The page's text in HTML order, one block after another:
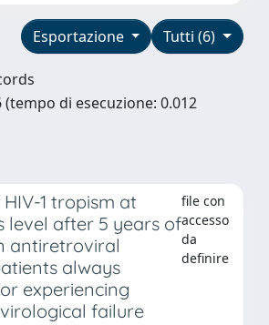
Tutti (6)
Esportazione
(tempo di esecuzione: 0.012
1 tropism at
level after 5 years of
antiretroviral
always
experiencing
failure
file con
accesso
da
definire